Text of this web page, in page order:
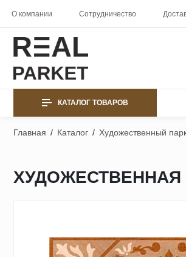
О компании Сотрудничество
КАТАЛОГ ТОВАРОВ
Главная / Каталог / Художественный
ХУДОЖЕСТВЕННАЯ